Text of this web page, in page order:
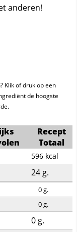
anderen!
Klik of druk op een
de hoogste
Recept
Totaal
596 kcal
24 g.
0g.
0g.
0 g.